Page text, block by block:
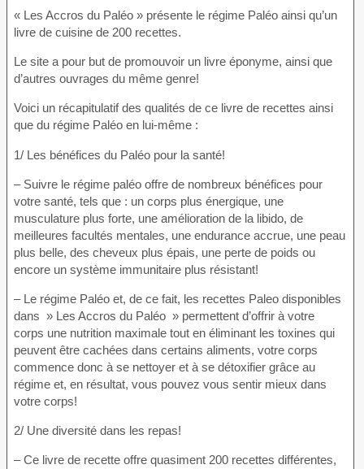
« Les Accros du Paléo » présente le régime Paléo ainsi qu’un
livre de cuisine de 200 recettes.
Le site a pour but de promouvoir un livre éponyme, ainsi que
d’autres ouvrages du même genre!
Voici un récapitulatif des qualités de ce livre de recettes ainsi
que du régime Paléo en lui-même :
1/ Les bénéfices du Paléo pour la santé!
– Suivre le régime paléo offre de nombreux bénéfices pour
votre santé, tels que : un corps plus énergique, une
musculature plus forte, une amélioration de la libido, de
meilleures facultés mentales, une endurance accrue, une peau
plus belle, des cheveux plus épais, une perte de poids ou
encore un système immunitaire plus résistant!
– Le régime Paléo et, de ce fait, les recettes Paleo disponibles
dans » Les Accros du Paléo » permettent d’offrir à votre
corps une nutrition maximale tout en éliminant les toxines qui
peuvent être cachées dans certains aliments, votre corps
commence donc à se nettoyer et à se détoxifier grâce au
régime et, en résultat, vous pouvez vous sentir mieux dans
votre corps!
2/ Une diversité dans les repas!
– Ce livre de recette offre quasiment 200 recettes différentes,